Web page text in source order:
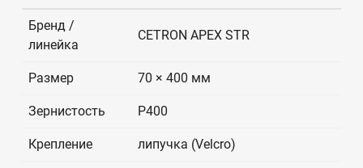
Бренд /
линейка
CETRON APEX STR
Размер 70 × 400 мм
Зернистость P400
Крепление липучка (Velcro)